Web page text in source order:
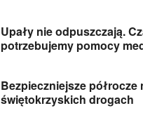
Upały nie odpuszczają.
potrzebujemy pomocy
Bezpieczniejsze półrocze
świętokrzyskich drogach